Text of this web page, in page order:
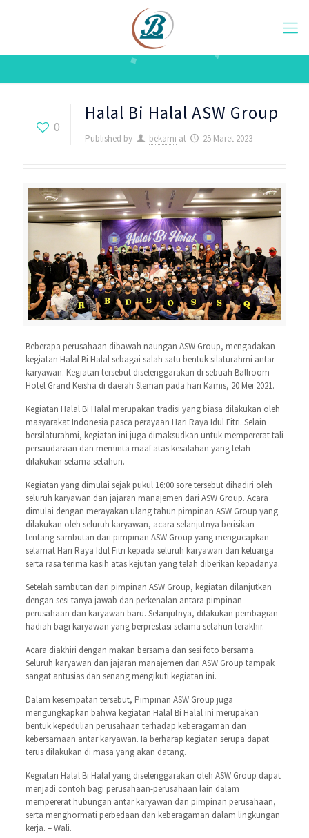
0
Halal Bi Halal ASW Group
Published by bekami at 25 Maret 2023
Beberapa perusahaan dibawah naungan ASW Group, mengadakan
kegiatan Halal Bi Halal sebagai salah satu bentuk silaturahmi antar
karyawan. Kegiatan tersebut diselenggarakan di sebuah Ballroom
Hotel Grand Keisha di daerah Sleman pada hari Kamis, 20 Mei 2021.
Kegiatan Halal Bi Halal merupakan tradisi yang biasa dilakukan oleh
masyarakat Indonesia pasca perayaan Hari Raya Idul Fitri. Selain
bersilaturahmi, kegiatan ini juga dimaksudkan untuk mempererat tali
persaudaraan dan meminta maaf atas kesalahan yang telah
dilakukan selama setahun.
Kegiatan yang dimulai sejak pukul 16:00 sore tersebut dihadiri oleh
seluruh karyawan dan jajaran manajemen dari ASW Group. Acara
dimulai dengan merayakan ulang tahun pimpinan ASW Group yang
dilakukan oleh seluruh karyawan, acara selanjutnya berisikan
tentang sambutan dari pimpinan ASW Group yang mengucapkan
selamat Hari Raya Idul Fitri kepada seluruh karyawan dan keluarga
serta rasa terima kasih atas kejutan yang telah diberikan kepadanya.
Setelah sambutan dari pimpinan ASW Group, kegiatan dilanjutkan
dengan sesi tanya jawab dan perkenalan antara pimpinan
perusahaan dan karyawan baru. Selanjutnya, dilakukan pembagian
hadiah bagi karyawan yang berprestasi selama setahun terakhir.
Acara diakhiri dengan makan bersama dan sesi foto bersama.
Seluruh karyawan dan jajaran manajemen dari ASW Group tampak
sangat antusias dan senang mengikuti kegiatan ini.
Dalam kesempatan tersebut, Pimpinan ASW Group juga
mengungkapkan bahwa kegiatan Halal Bi Halal ini merupakan
bentuk kepedulian perusahaan terhadap keberagaman dan
kebersamaan antar karyawan. Ia berharap kegiatan serupa dapat
terus dilakukan di masa yang akan datang.
Kegiatan Halal Bi Halal yang diselenggarakan oleh ASW Group dapat
menjadi contoh bagi perusahaan-perusahaan lain dalam
mempererat hubungan antar karyawan dan pimpinan perusahaan,
serta menghormati perbedaan dan keberagaman dalam lingkungan
kerja. – Wali.